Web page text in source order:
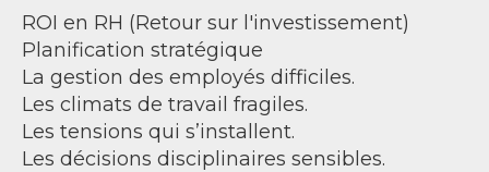
ROI en RH (Retour sur l'investissement)
Planification stratégique
La gestion des employés difficiles.
Les climats de travail fragiles.
Les tensions qui s’installent.
Les décisions disciplinaires sensibles.